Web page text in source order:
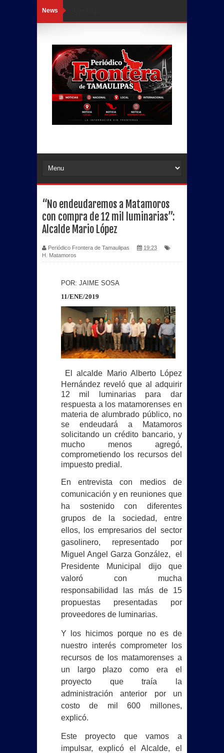
News
“No endeudaremos a Matamoros
con compra de 12 mil luminarias”:
Alcalde Mario López
Periódico Frontera de Tamaulipas
19:23
H. Matamoros
POR: JAIME SOSA
11/ENE/2019
El alcalde Mario Alberto López
Hernández reveló que al adquirir
12 mil luminarias para dar
respuesta a los matamorenses en
materia de alumbrado público, no
se endeudará a Matamoros
solicitando un crédito bancario, y
mucho menos agregó,
comprometiendo los recursos del
impuesto predial.
En entrevista con medios de
comunicación y en reuniones que
ha sostenido con diferentes
grupos de la sociedad, entre
ellos, los empresarios del sector
gasolinero, representado por
Miguel Angel Garza González,
el
Presidente Municipal dijo que
valoró con mucha
responsabilidad las más de 15
propuestas presentadas por
proveedores de luminarias.
Y los hicimos porque no es de
nuestro interés comprometer los
recursos de los matamorenses a
un largo plazo como era el
proyecto que traía la
administración anterior por un
costo de mil 600 millones,
explicó.
Este proyecto que vamos a
impulsar, explicó el Alcalde, el